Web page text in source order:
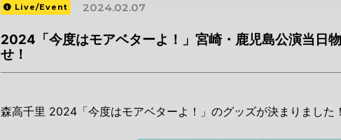
Live/Event 2024.02.07
2024「今度はモアベターよ！」宮崎・鹿児島公演当日
せ！
森高千里 2024「今度はモアベターよ！」のグッズが決まりました